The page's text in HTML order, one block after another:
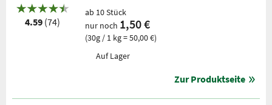
4.59 (74)
ab 10 Stück
nur noch 1,50 €
(30g / 1 kg = 50,00 €)
Auf Lager
Zur Produktseite